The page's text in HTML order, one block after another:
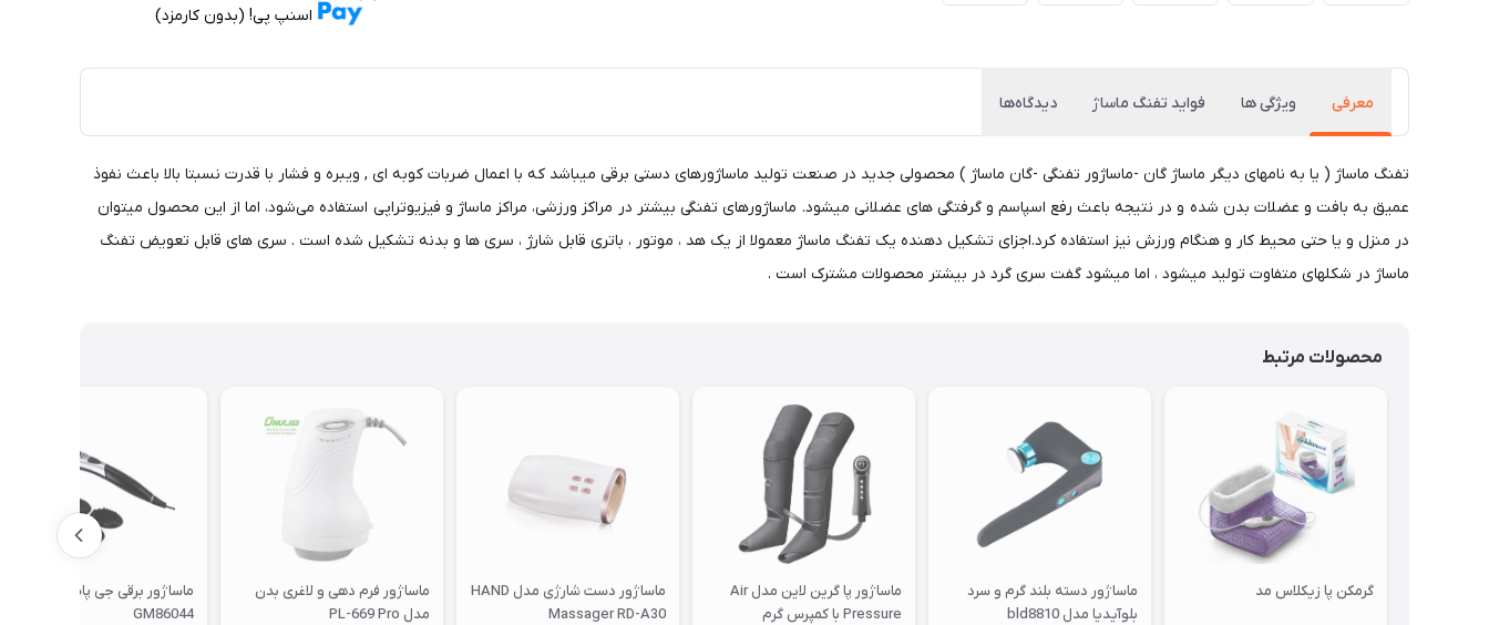
اسنپ ‌پی! (بدون کارمزد)
معرفی ویژگی ها فواید تفنگ ماساژ دیدگاه‌ها
تفنگ ماساژ ( یا به نامهای دیگر ماساژ گان -ماساژور تفنگی -گان ماساژ ) محصولی جدید در صنعت تولید ماساژورهای دستی برقی میباشد که با اعمال ضربات کوبه ای , ویبره و فشار با قدرت نسبتا بالا باعث نفوذ
عمیق به بافت و عضلات بدن شده و در نتیجه باعث رفع اسپاسم و گرفتگی های عضلانی میشود. ماساژورهای تفنگی بیشتر در مراکز ورزشی، مراکز ماساژ و فیزیوتراپی استفاده می‌شود، اما از این محصول میتوان
در منزل و یا حتی محیط کار و هنگام ورزش نیز استفاده کرد.اجزای تشکیل دهنده یک تفنگ ماساژ معمولا از یک هد ، موتور ، باتری قابل شارژ ، سری ها و بدنه تشکیل شده است . سری های قابل تعویض تفنگ
ماساژ در شکلهای متفاوت تولید میشود ، اما میشود گفت سری گرد در بیشتر محصولات مشترک است .
محصولات مرتبط
گرمکن پا زیکلاس مد
ماساژور دسته بلند گرم و سرد
بلوآیدیا مدل bld8810
ماساژور پا گرین لاین مدل Air
Pressure با کمپرس گرم
ماساژور دست شارژی مدل HAND
Massager RD-A30
ماساژور فرم دهی و لاغری بدن
مدل PL-669 Pro
ماساژور برقی جی پاس مدل
GM86044